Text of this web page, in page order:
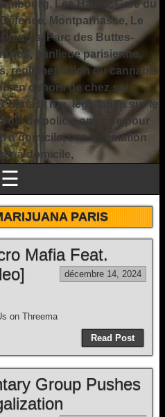
Les Halles, Gare du
Montparnasse, Le
Parc des Buttes-
banlieue parisienne,
réglementation du cannabis
en dehors de chez soi,
dans la rue, législation sur le
de police, amende pour
à domicile, consommation
à domicile,
☰
PARIS
Mafia Feat.
décembre 14, 2024
on Threema
Read Post
Group Pushes